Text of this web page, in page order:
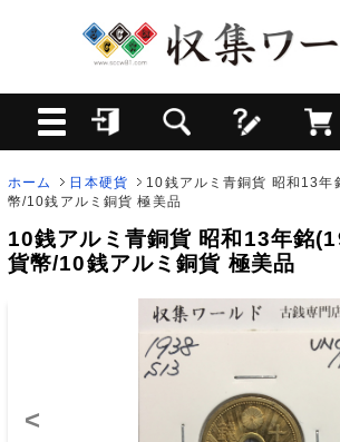
ホーム 日本硬貨
10銭アルミ青銅貨 昭和13
幣/10銭アルミ銅貨 極美品
10銭アルミ青銅貨 昭和13年銘
貨幣/10銭アルミ銅貨 極美品
<